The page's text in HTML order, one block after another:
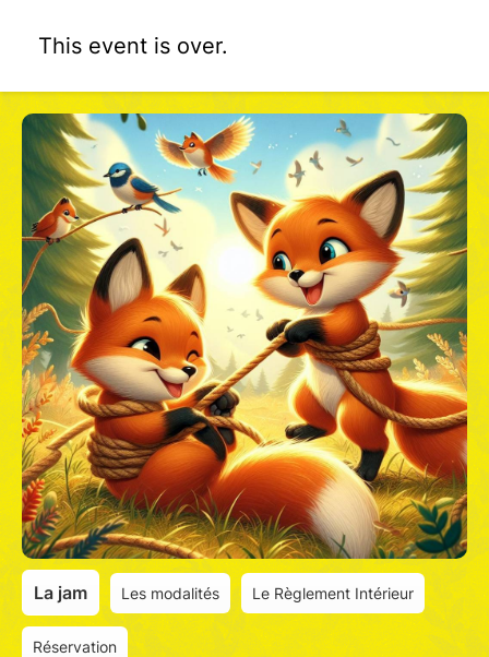
This event is over.
La jam Les modalités Le Règlement Intérieur
Réservation